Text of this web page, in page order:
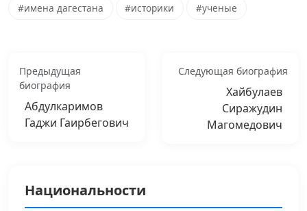
#имена дагестана
#историки #ученые
Предыдущая
биография
Абдулкаримов
Гаджи Гаирбегович
Следующая биография
Хайбулаев
Сиражудин
Магомедович
Национальности